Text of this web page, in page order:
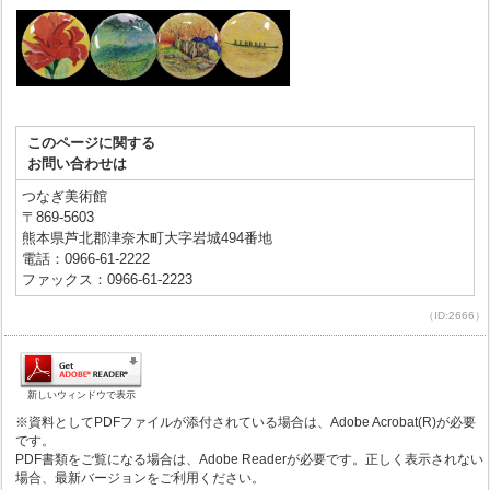
このページに関する
お問い合わせは
つなぎ美術館
〒869-5603
熊本県芦北郡津奈木町大字岩城494番地
電話：0966-61-2222
ファックス：0966-61-2223
（ID:2666）
新しいウィンドウで表示
※資料としてPDFファイルが添付されている場合は、Adobe Acrobat(R)が必要
です。
PDF書類をご覧になる場合は、Adobe Readerが必要です。正しく表示されない
場合、最新バージョンをご利用ください。